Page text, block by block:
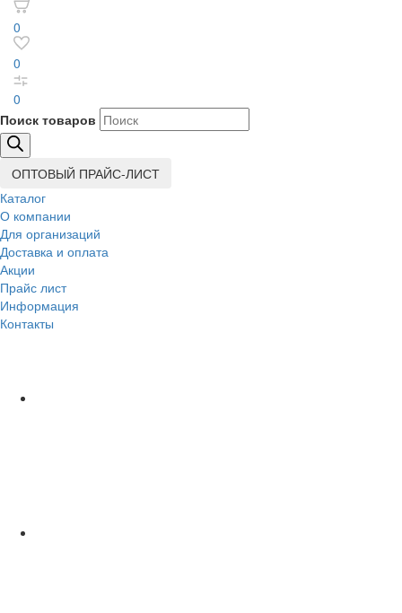
0
0
0
Поиск товаров
ОПТОВЫЙ ПРАЙС-ЛИСТ
Каталог
О компании
Для организаций
Доставка и оплата
Акции
Прайс лист
Информация
Контакты